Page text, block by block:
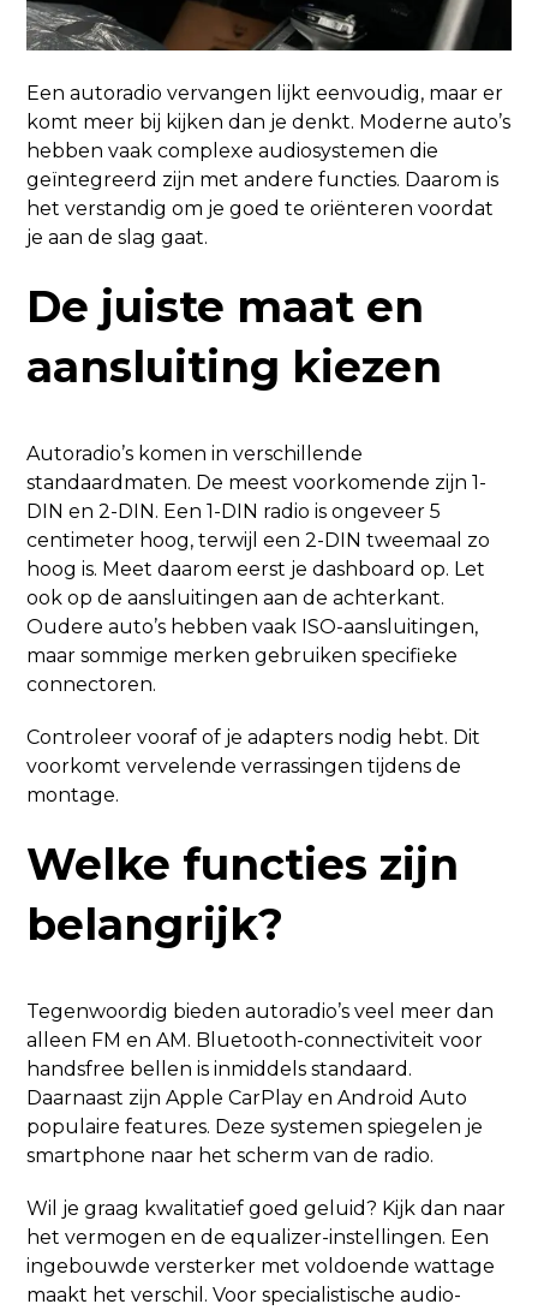
Een autoradio vervangen lijkt eenvoudig, maar er
komt meer bij kijken dan je denkt. Moderne auto’s
hebben vaak complexe audiosystemen die
geïntegreerd zijn met andere functies. Daarom is
het verstandig om je goed te oriënteren voordat
je aan de slag gaat.
De juiste maat en
aansluiting kiezen
Autoradio’s komen in verschillende
standaardmaten. De meest voorkomende zijn 1-
DIN en 2-DIN. Een 1-DIN radio is ongeveer 5
centimeter hoog, terwijl een 2-DIN tweemaal zo
hoog is. Meet daarom eerst je dashboard op. Let
ook op de aansluitingen aan de achterkant.
Oudere auto’s hebben vaak ISO-aansluitingen,
maar sommige merken gebruiken specifieke
connectoren.
Controleer vooraf of je adapters nodig hebt. Dit
voorkomt vervelende verrassingen tijdens de
montage.
Welke functies zijn
belangrijk?
Tegenwoordig bieden autoradio’s veel meer dan
alleen FM en AM. Bluetooth-connectiviteit voor
handsfree bellen is inmiddels standaard.
Daarnaast zijn Apple CarPlay en Android Auto
populaire features. Deze systemen spiegelen je
smartphone naar het scherm van de radio.
Wil je graag kwalitatief goed geluid? Kijk dan naar
het vermogen en de equalizer-instellingen. Een
ingebouwde versterker met voldoende wattage
maakt het verschil. Voor specialistische audio-